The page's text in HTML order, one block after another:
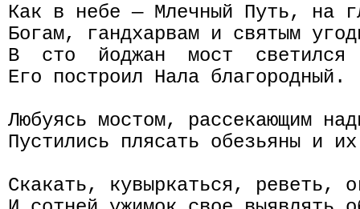
Как в небе — Млечный Путь, на
Богам, гандхарвам и святым
В  сто  йоджан  мост  светился
Его построил Нала благородный.
Любуясь мостом, рассекающим
Пустились плясать обезьяны и
Скакать, кувыркаться, реветь,